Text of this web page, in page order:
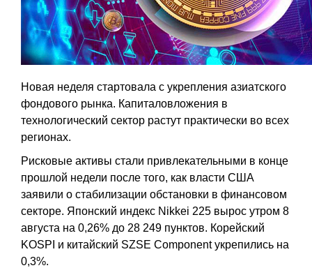
Новая неделя стартовала с укрепления азиатского
фондового рынка. Капиталовложения в
технологический сектор растут практически во всех
регионах.
Рисковые активы стали привлекательными в конце
прошлой недели после того, как власти США
заявили о стабилизации обстановки в финансовом
секторе. Японский индекс Nikkei 225 вырос утром 8
августа на 0,26% до 28 249 пунктов. Корейский
KOSPI и китайский SZSE Component укрепились на
0,3%.